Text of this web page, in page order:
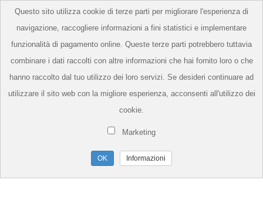
Questo sito utilizza cookie di terze parti per migliorare l'esperienza di
navigazione, raccogliere informazioni a fini statistici e implementare
funzionalità di pagamento online. Queste terze parti potrebbero tuttavia
combinare i dati raccolti con altre informazioni che hai fornito loro o che
hanno raccolto dal tuo utilizzo dei loro servizi. Se desideri continuare ad
utilizzare il sito web con la migliore esperienza, acconsenti all'utilizzo dei
cookie.
Marketing
Informazioni